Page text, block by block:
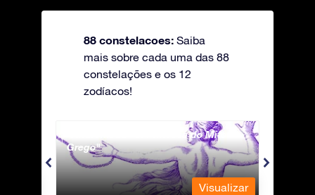
88 constelacoes: Saiba
mais sobre cada uma das 88
constelações e os 12
zodíacos!
Andromeda - A Princesa do Mito
Grego
Visualizar